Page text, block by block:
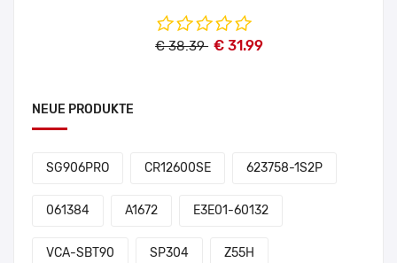
€ 38.39 € 31.99
NEUE PRODUKTE
SG906PRO CR12600SE 623758-1S2P
061384 A1672 E3E01-60132
VCA-SBT90 SP304 Z55H